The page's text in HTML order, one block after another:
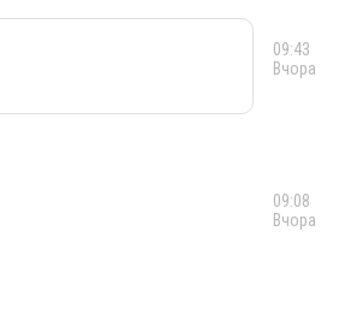
09:43
Вчора
09:08
Вчора